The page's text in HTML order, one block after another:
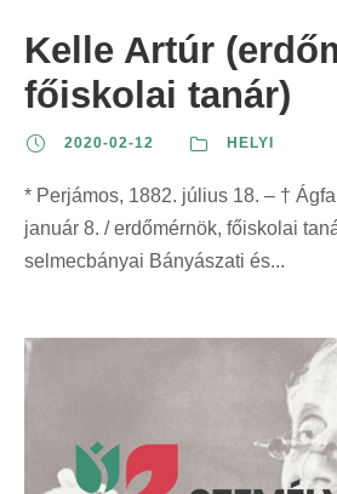
Kelle Artúr
főiskolai tanár)
2020-02-12 HELYI
* Perjámos, 1882. július 18. – †
január 8. / erdőmérnök, főiskolai
selmecbányai Bányászati és...